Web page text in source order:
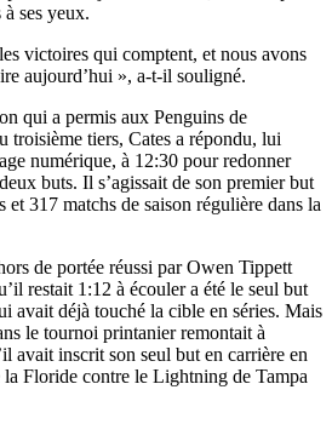
ses yeux.
victoires qui comptent, et nous avons
aujourd’hui », a-t-il souligné.
qui a permis aux Penguins de
troisième tiers, Cates a répondu, lui
numérique, à 12:30 pour redonner
buts. Il s’agissait de son premier but
et 317 matchs de saison régulière dans la
de portée réussi par Owen Tippett
restait 1:12 à écouler a été le seul but
avait déjà touché la cible en séries. Mais
le tournoi printanier remontait à
avait inscrit son seul but en carrière en
la Floride contre le Lightning de Tampa